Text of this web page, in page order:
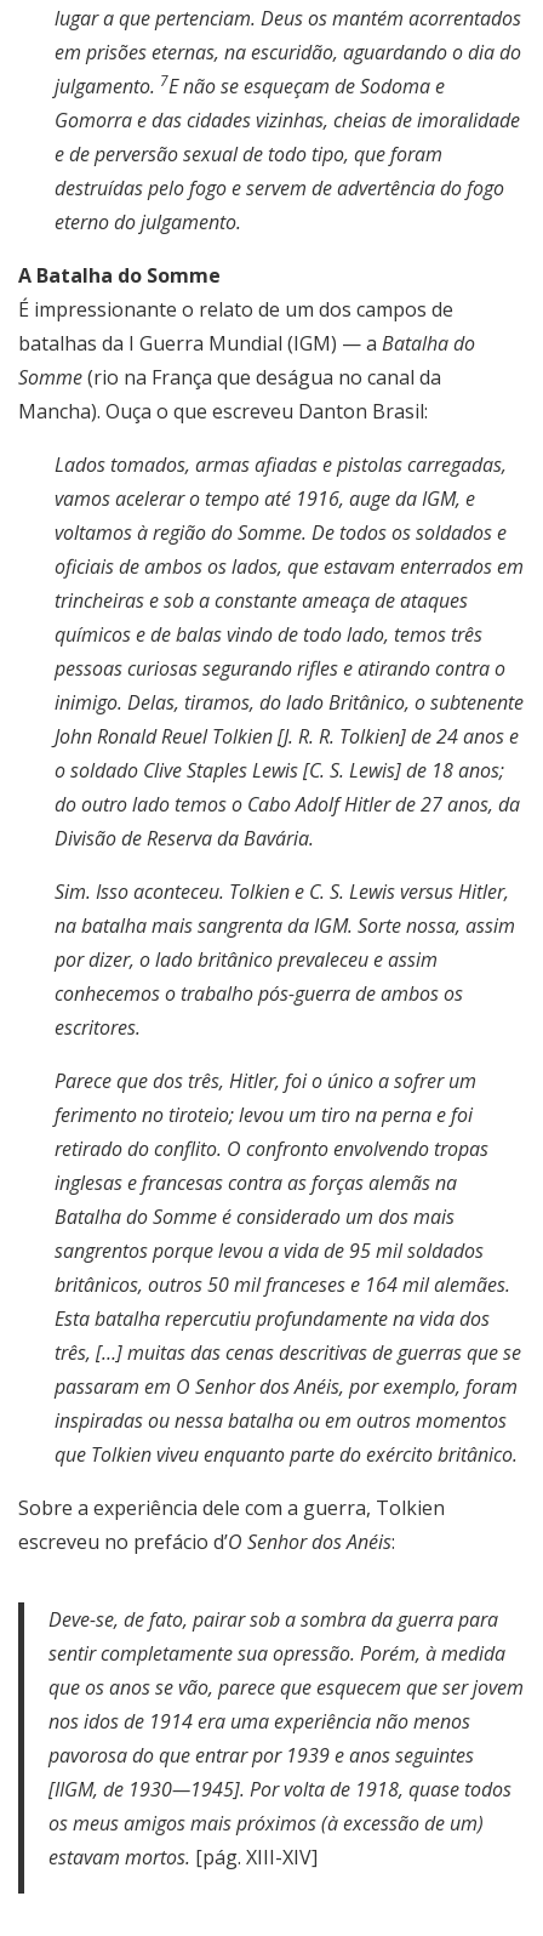
lugar a que pertenciam. Deus os mantém acorrentados
em prisões eternas, na escuridão, aguardando o dia do
julgamento. 7E não se esqueçam de Sodoma e
Gomorra e das cidades vizinhas, cheias de imoralidade
e de perversão sexual de todo tipo, que foram
destruídas pelo fogo e servem de advertência do fogo
eterno do julgamento.
A Batalha do Somme
É impressionante o relato de um dos campos de
batalhas da I Guerra Mundial (IGM) — a Batalha do
Somme(rio na França que deságua no canal da
Mancha). Ouça o que escreveu Danton Brasil:
Lados tomados, armas afiadas e pistolas carregadas,
vamos acelerar o tempo até 1916, auge da IGM, e
voltamos à região do Somme. De todos os soldados e
oficiais de ambos os lados, que estavam enterrados em
trincheiras e sob a constante ameaça de ataques
químicos e de balas vindo de todo lado, temos três
pessoas curiosas segurando rifles e atirando contra o
inimigo. Delas, tiramos, do lado Britânico, o subtenente
John Ronald Reuel Tolkien [J. R. R. Tolkien] de 24 anos e
o soldado Clive Staples Lewis [C. S. Lewis] de 18 anos;
do outro lado temos o Cabo Adolf Hitler de 27 anos, da
Divisão de Reserva da Bavária.
Sim. Isso aconteceu. Tolkien e C. S. Lewis versus Hitler,
na batalha mais sangrenta da IGM. Sorte nossa, assim
por dizer, o lado britânico prevaleceu e assim
conhecemos o trabalho pós-guerra de ambos os
escritores.
Parece que dos três, Hitler, foi o único a sofrer um
ferimento no tiroteio; levou um tiro na perna e foi
retirado do conflito. O confronto envolvendo tropas
inglesas e francesas contra as forças alemãs na
Batalha do Somme é considerado um dos mais
sangrentos porque levou a vida de 95 mil soldados
britânicos, outros 50 mil franceses e 164 mil alemães.
Esta batalha repercutiu profundamente na vida dos
três, […] muitas das cenas descritivas de guerras que se
passaram em O Senhor dos Anéis, por exemplo, foram
inspiradas ou nessa batalha ou em outros momentos
que Tolkien viveu enquanto parte do exército britânico.
Sobre a experiência dele com a guerra, Tolkien
escreveu no prefácio d’O Senhor dos Anéis:
Deve-se, de fato, pairar sob a sombra da guerra para
sentir completamente sua opressão. Porém, à medida
que os anos se vão, parece que esquecem que ser jovem
nos idos de 1914 era uma experiência não menos
pavorosa do que entrar por 1939 e anos seguintes
[IIGM, de 1930—1945]. Por volta de 1918, quase todos
os meus amigos mais próximos (à excessão de um)
estavam mortos. [pág. XIII-XIV]